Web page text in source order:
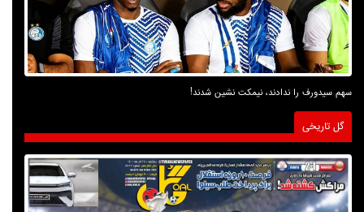
سهم سیدورف را ندادند، نیمکت نشین شدند!
گل تاریخی